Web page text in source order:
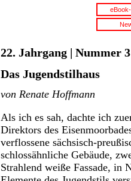
22. Jahrgang | Nummer
Das Jugendstilhaus
von Renate Hoffmann
Als ich es sah, dachte ich
Direktors des
verflossene sächsisch-
schlossähnliche Gebäude,
Strahlend weiße Fassade, in